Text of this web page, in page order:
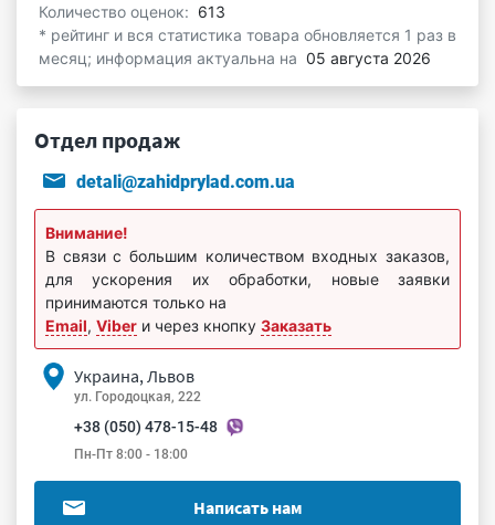
Количество оценок: 613
* рейтинг и вся статистика товара обновляется 1 раз в
месяц; информация актуальна на 05 августа 2026
Отдел продаж
detali@zahidprylad.com.ua
Внимание!
В связи с большим количеством входных заказов,
для ускорения их обработки, новые заявки
принимаются только на
Email, Viber и через кнопку Заказать
Украина, Львов
ул. Городоцкая, 222
+38 (050) 478-15-48
Пн-Пт 8:00 - 18:00
Написать нам